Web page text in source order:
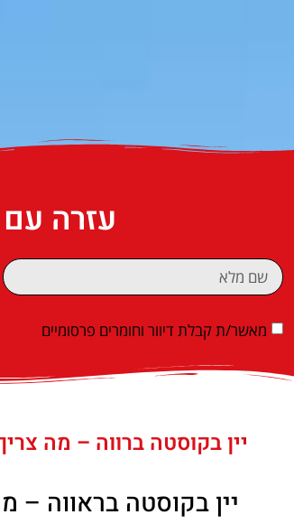
עזרה
מאשר/ת קבלת דיוור וחומרים פרסומיים
יין בקוסטה ברווה – מה
יין בקוסטה בראווה –